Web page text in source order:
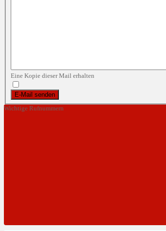
Eine Kopie dieser Mail erhalten
E-Mail senden
Wichtige Rufnummern